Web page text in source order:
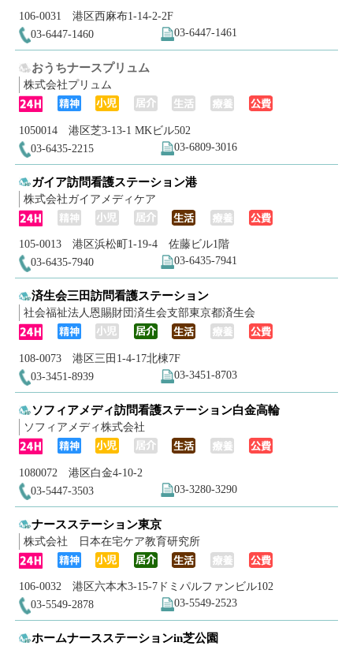
106-0031 港区西麻布1-14-2-2F
03-6447-1460
03-6447-1461
おうちナースプリュム
株式会社プリュム
1050014 港区芝3-13-1 MKビル502
03-6435-2215
03-6809-3016
ガイア訪問看護ステーション港
株式会社ガイアメディケア
105-0013 港区浜松町1-19-4 佐藤ビル1階
03-6435-7940
03-6435-7941
済生会三田訪問看護ステーション
社会福祉法人恩賜財団済生会支部東京都済生会
108-0073 港区三田1-4-17北棟7F
03-3451-8939
03-3451-8703
ソフィアメディ訪問看護ステーション白金高輪
ソフィアメディ株式会社
1080072 港区白金4-10-2
03-5447-3503
03-3280-3290
ナースステーション東京
株式会社 日本在宅ケア教育研究所
106-0032 港区六本木3-15-7ドミパルファンビル102
03-5549-2878
03-5549-2523
ホームナースステーションin芝公園